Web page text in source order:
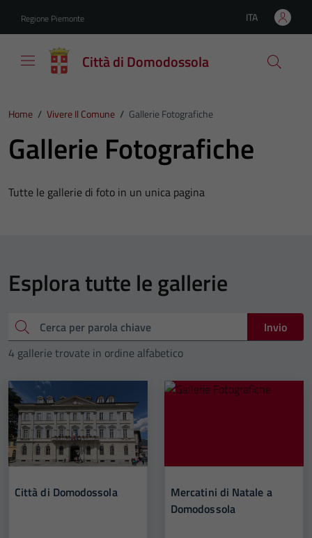
Regione Piemonte Lingua attiva:
ITA
Città di Domodossola
Home / Vivere Il Comune / Gallerie Fotografiche
Gallerie Fotografiche
Tutte le gallerie di foto in un unica pagina
Esplora tutte le gallerie
Cerca
Invio
4 gallerie trovate in ordine alfabetico
Città di Domodossola
Mercatini di Natale a
Domodossola